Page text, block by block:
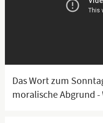
Das Wort zum
moralische Abgrund -